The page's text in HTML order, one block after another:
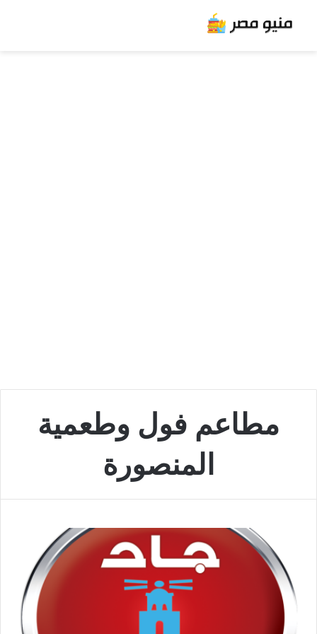
مطاعم فول وطعمية
المنصورة